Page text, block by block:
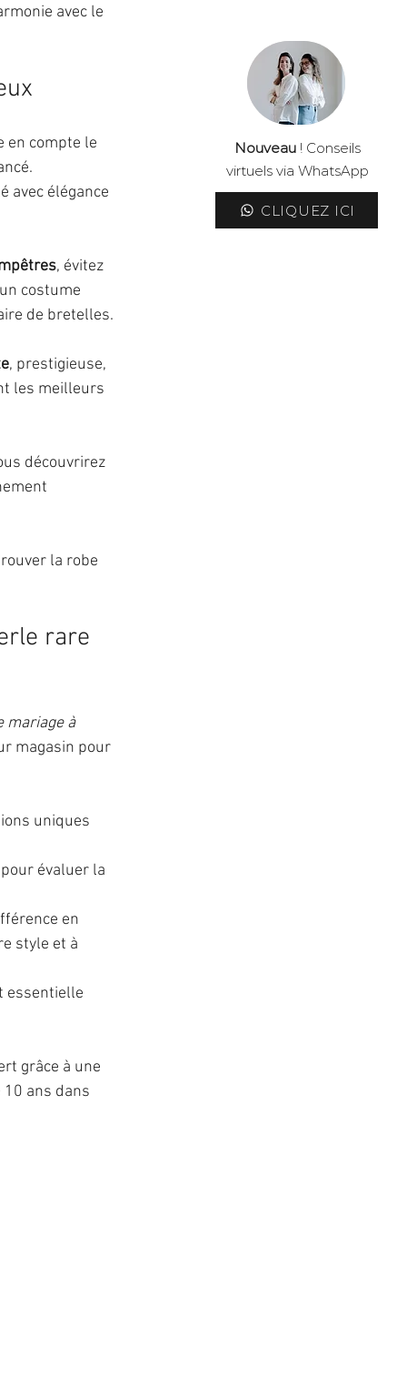
Nouveau! Conseils
virtuels via WhatsApp
CLIQUEZ ICI
avec le
en compte le
avec élégance
, évitez
costume
de bretelles.
, prestigieuse,
les meilleurs
découvrirez
la robe
rare
mariage à
magasin pour
uniques
évaluer la
en
style et à
essentielle
grâce à une
ans dans